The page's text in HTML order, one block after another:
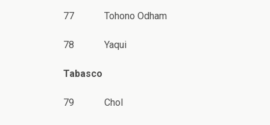
77 Tohono Odham
78 Yaqui
Tabasco
79 Chol